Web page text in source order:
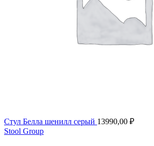
Стул Белла шенилл серый 13990,00 ₽
Stool Group